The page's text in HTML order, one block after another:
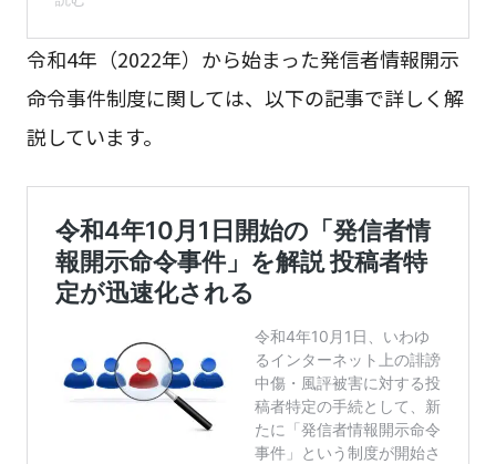
令和4年（2022年）から始まった発信者情報開示
命令事件制度に関しては、以下の記事で詳しく解
説しています。